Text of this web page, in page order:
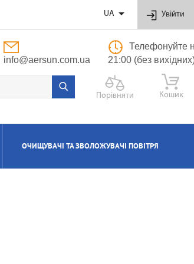
UA  Увійти
info@aersun.com.ua
Телефонуйте
21:00 (без
Порівняти Кошик
ОЧИЩУВАЧІ ТА ЗВОЛОЖУВАЧІ ПОВІТРЯ